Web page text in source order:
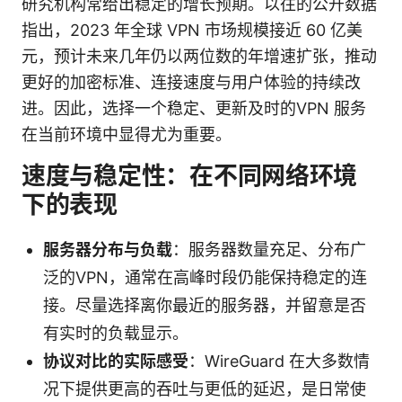
研究机构常给出稳定的增长预期。以往的公开数据
指出，2023 年全球 VPN 市场规模接近 60 亿美
元，预计未来几年仍以两位数的年增速扩张，推动
更好的加密标准、连接速度与用户体验的持续改
进。因此，选择一个稳定、更新及时的VPN 服务
在当前环境中显得尤为重要。
速度与稳定性：在不同网络环境
下的表现
服务器分布与负载：服务器数量充足、分布广
泛的VPN，通常在高峰时段仍能保持稳定的连
接。尽量选择离你最近的服务器，并留意是否
有实时的负载显示。
协议对比的实际感受：WireGuard 在大多数情
况下提供更高的吞吐与更低的延迟，是日常使